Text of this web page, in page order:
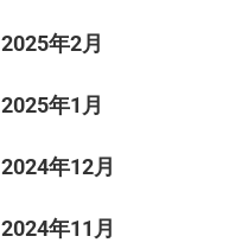
2025年2月
2025年1月
2024年12月
2024年11月